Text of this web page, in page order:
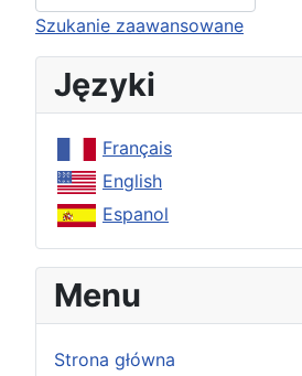
Type 2 or more characters for
Szukanie zaawansowane
Języki
Français
English
Espanol
Menu
Strona główna